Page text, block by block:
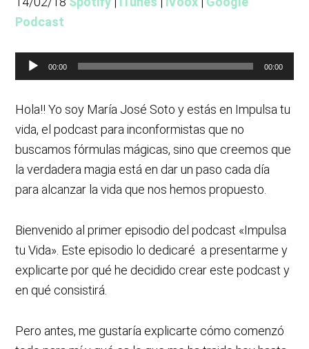
Podcast
Reproductor
de
audio
00:00 00:00
Hola!! Yo soy María José Soto y estás en Impulsa tu
vida, el podcast para inconformistas que no
buscamos fórmulas mágicas, sino que creemos que
la verdadera magia está en dar un paso cada día
para alcanzar la vida que nos hemos propuesto.
Bienvenido al primer episodio del podcast «Impulsa
tu Vida». Este episodio lo dedicaré a presentarme y
explicarte por qué he decidido crear este podcast y
en qué consistirá.
Pero antes, me gustaría explicarte cómo comenzó